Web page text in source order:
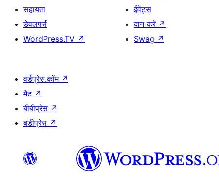
सहायता
डेवलपर्स
WordPress.TV ↗
ईवेंट्स
दान करें ↗
Swag ↗
वर्डप्रेस.कॉम ↗
मैट ↗
बीबीप्रेस ↗
बडीप्रेस ↗